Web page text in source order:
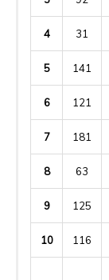
4 31
5 141
6 121
7 181
8 63
9 125
10 116